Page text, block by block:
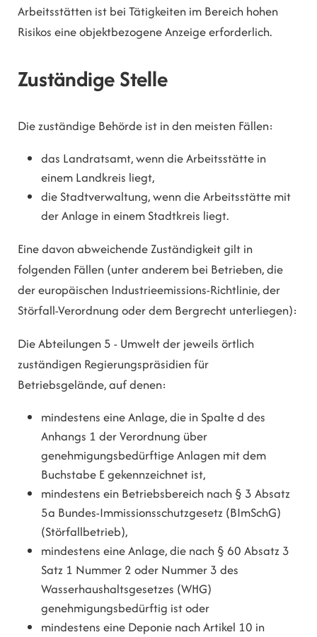
Arbeitsstätten ist bei Tätigkeiten im Bereich hohen
Risikos eine objektbezogene Anzeige erforderlich.
Zuständige Stelle
Die zuständige Behörde ist in den meisten Fällen:
das Landratsamt, wenn die Arbeitsstätte in
einem Landkreis liegt,
die Stadtverwaltung, wenn die Arbeitsstätte mit
der Anlage in einem Stadtkreis liegt.
Eine davon abweichende Zuständigkeit gilt in
folgenden Fällen (unter anderem bei Betrieben, die
der europäischen Industrieemissions-Richtlinie, der
Störfall-Verordnung oder dem Bergrecht unterliegen):
Die Abteilungen 5 - Umwelt der jeweils örtlich
zuständigen Regierungspräsidien für
Betriebsgelände, auf denen:
mindestens eine Anlage, die in Spalte d des
Anhangs 1 der Verordnung über
genehmigungsbedürftige Anlagen mit dem
Buchstabe E gekennzeichnet ist,
mindestens ein Betriebsbereich nach § 3 Absatz
5a Bundes-Immissionsschutzgesetz (BImSchG)
(Störfallbetrieb),
mindestens eine Anlage, die nach § 60 Absatz 3
Satz 1 Nummer 2 oder Nummer 3 des
Wasserhaushaltsgesetzes (WHG)
genehmigungsbedürftig ist oder
mindestens eine Deponie nach Artikel 10 in